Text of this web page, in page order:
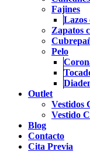
Fajines
Lazos
Zapatos
Pelo
Outlet
Vestidos
Vestido
Blog
Contacto
Cita Previa